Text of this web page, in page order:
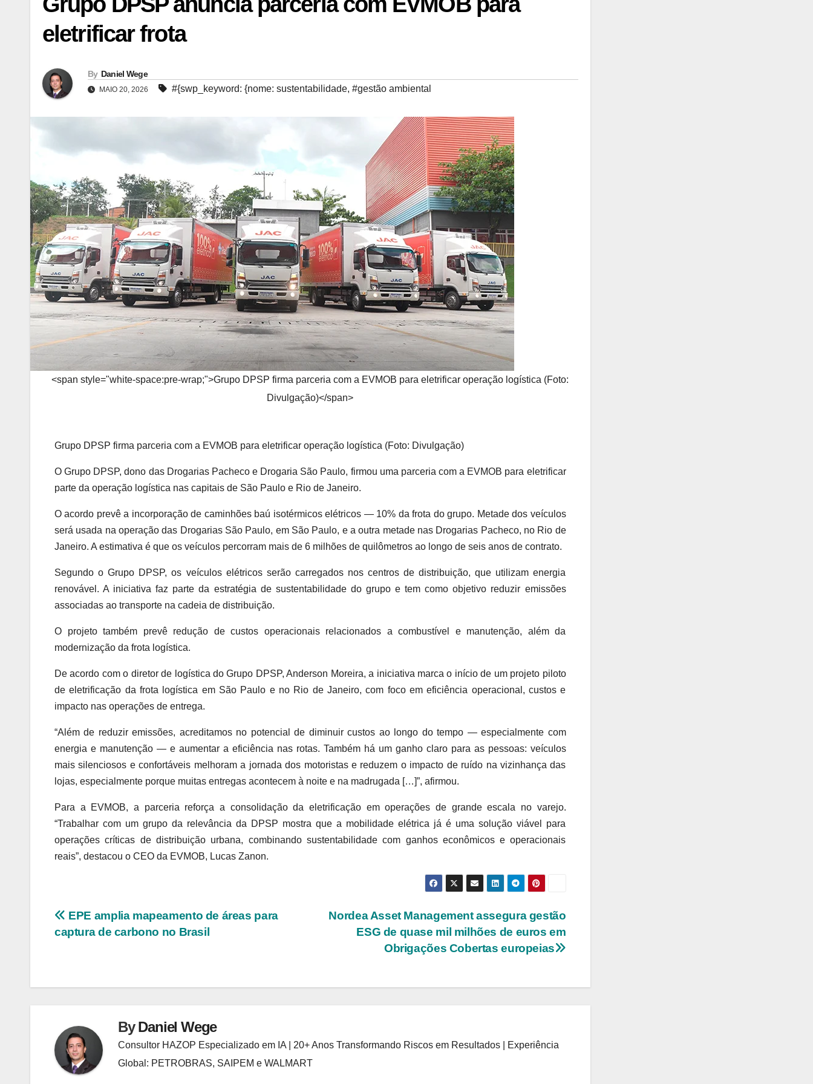
eletrificar frota
By Daniel Wege
MAIO 20, 2026 #{swp_keyword: {nome: sustentabilidade, #gestão ambiental
<span style="white-space:pre-wrap;">Grupo DPSP firma parceria com a EVMOB para eletrificar operação logística (Foto:
Divulgação)</span>
Grupo DPSP firma parceria com a EVMOB para eletrificar operação logística (Foto: Divulgação)
O Grupo DPSP, dono das Drogarias Pacheco e Drogaria São Paulo, firmou uma parceria com a EVMOB para eletrificar
parte da operação logística nas capitais de São Paulo e Rio de Janeiro.
O acordo prevê a incorporação de caminhões baú isotérmicos elétricos — 10% da frota do grupo. Metade dos veículos
será usada na operação das Drogarias São Paulo, em São Paulo, e a outra metade nas Drogarias Pacheco, no Rio de
Janeiro. A estimativa é que os veículos percorram mais de 6 milhões de quilômetros ao longo de seis anos de contrato.
Segundo o Grupo DPSP, os veículos elétricos serão carregados nos centros de distribuição, que utilizam energia
renovável. A iniciativa faz parte da estratégia de sustentabilidade do grupo e tem como objetivo reduzir emissões
associadas ao transporte na cadeia de distribuição.
O projeto também prevê redução de custos operacionais relacionados a combustível e manutenção, além da
modernização da frota logística.
De acordo com o diretor de logística do Grupo DPSP, Anderson Moreira, a iniciativa marca o início de um projeto piloto
de eletrificação da frota logística em São Paulo e no Rio de Janeiro, com foco em eficiência operacional, custos e
impacto nas operações de entrega.
“Além de reduzir emissões, acreditamos no potencial de diminuir custos ao longo do tempo — especialmente com
energia e manutenção — e aumentar a eficiência nas rotas. Também há um ganho claro para as pessoas: veículos
mais silenciosos e confortáveis melhoram a jornada dos motoristas e reduzem o impacto de ruído na vizinhança das
lojas, especialmente porque muitas entregas acontecem à noite e na madrugada […]”, afirmou.
Para a EVMOB, a parceria reforça a consolidação da eletrificação em operações de grande escala no varejo.
“Trabalhar com um grupo da relevância da DPSP mostra que a mobilidade elétrica já é uma solução viável para
operações críticas de distribuição urbana, combinando sustentabilidade com ganhos econômicos e operacionais
reais”, destacou o CEO da EVMOB, Lucas Zanon.
Navegação
de
Nordea Asset Management assegura gestão
ESG de quase mil milhões de euros em
Obrigações Cobertas europeias
EPE amplia mapeamento de áreas para
captura de carbono no Brasil
ByDaniel Wege
Consultor HAZOP Especializado em IA | 20+ Anos Transformando Riscos em Resultados | Experiência
Global: PETROBRAS, SAIPEM e WALMART